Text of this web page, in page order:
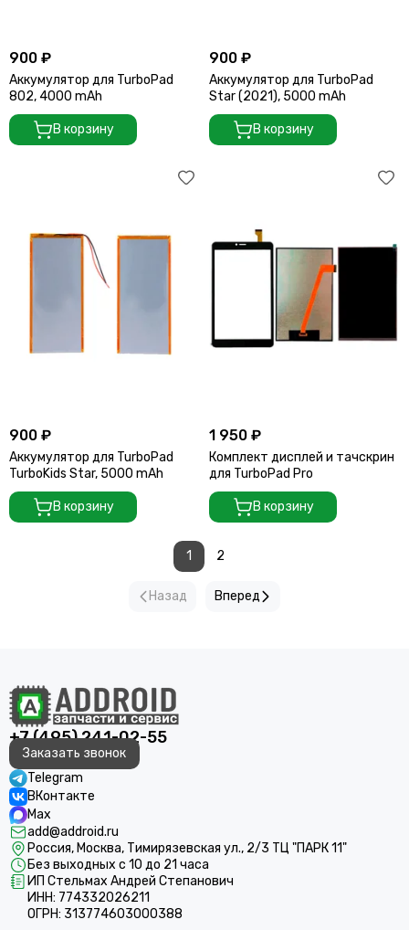
900 ₽
Аккумулятор для TurboPad
802, 4000 mAh
В корзину
900 ₽
Аккумулятор для TurboPad
Star (2021), 5000 mAh
В корзину
900 ₽
Аккумулятор для TurboPad
TurboKids Star, 5000 mAh
В корзину
1 950 ₽
Комплект дисплей и тачскрин
для TurboPad Pro
В корзину
Назад
1 2
Вперед
+7 (495) 241-02-55
Заказать звонок
Telegram
ВКонтакте
Max
add@addroid.ru
Россия, Москва, Тимирязевская ул., 2/3 ТЦ "ПАРК 11"
Без выходных с 10 до 21 часа
ИП Стельмах Андрей Степанович
ИНН: 774332026211
ОГРН: 313774603000388